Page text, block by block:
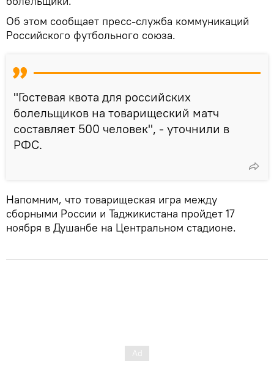
Об этом сообщает пресс-служба коммуникаций
Российского футбольного союза.
"Гостевая квота для российских
болельщиков на товарищеский матч
составляет 500 человек", - уточнили в
РФС.
Напомним, что товарищеская игра между
сборными России и Таджикистана пройдет 17
ноября в Душанбе на Центральном стадионе.